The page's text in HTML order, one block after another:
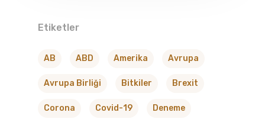
Etiketler
AB ABD Amerika Avrupa
Avrupa Birliği Bitkiler Brexit
Corona Covid-19 Deneme